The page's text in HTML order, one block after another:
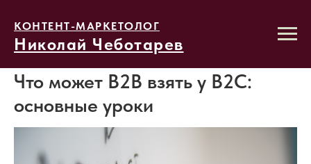
КОНТЕНТ-МАРКЕТОЛОГ
Николай Чеботарев
Что может B2B взять у B2C:
основные уроки